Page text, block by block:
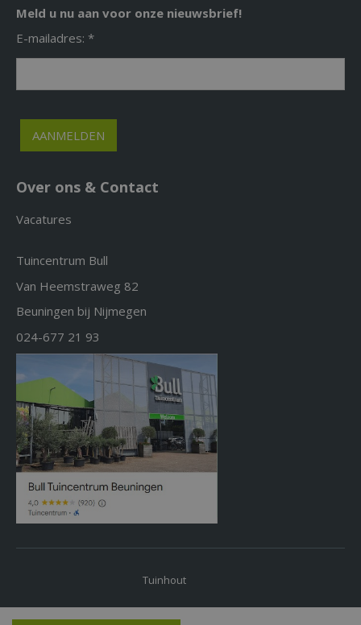
Meld u nu aan voor onze nieuwsbrief!
E-mailadres: *
Over ons & Contact
Vacatures
Tuincentrum Bull
Van Heemstraweg 82
Beuningen bij Nijmegen
024-677 21 93
Tuinhout